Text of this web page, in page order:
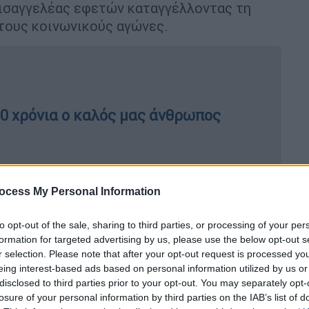
My Personal Information
opt-out of the sale, sharing to third parties, or processing of your
for targeted advertising by us, please use the below opt-out
selection. Please note that after your opt-out request is processed
interest-based ads based on personal information utilized by us
to third parties prior to your opt-out. You may separately
of your personal information by third parties on the IAB’s list of
εφετών καταγγέλλοντας τη
κοινωνικούς αγώνες.
χρόνια ο καλός μας άνθρωπος
Αθηνών. Δεινός ρήτορας, ο Ρόκκος
του στη
Βουλή ! Ήταν τελειομανής και
οι δικοί του. Για παράδειγμα,
του στη Βουλή, που αφορούσε τους
Αλλά η παραίτησή του, δεν έγινε
Ραμπαγάς », θα καταδικαστεί για εξύβριση